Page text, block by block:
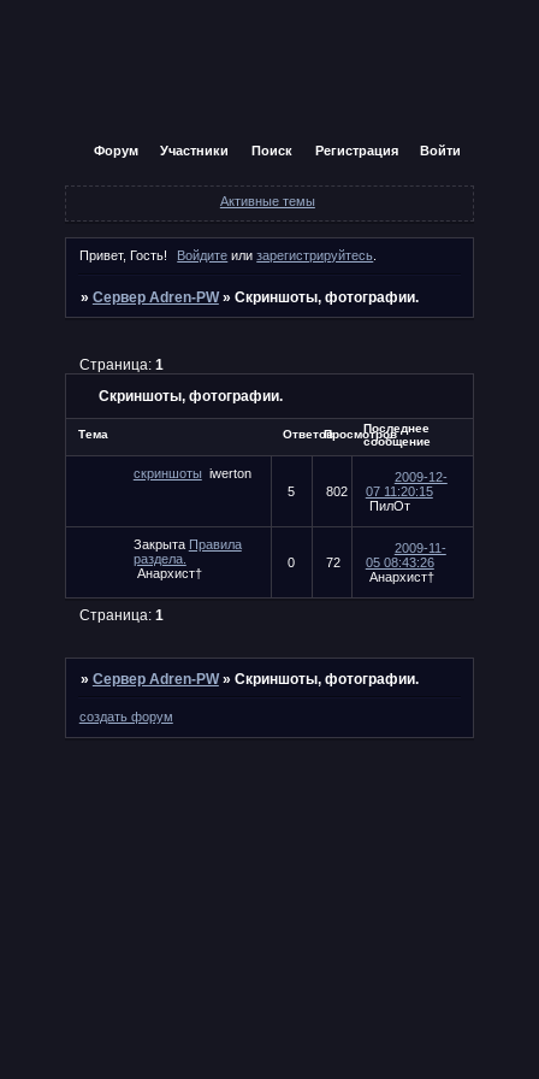
Форум Участники Поиск Регистрация Войти
Активные темы
Привет, Гость! Войдите илизарегистрируйтесь.
» Сервер Adren-PW » Скриншоты, фотографии.
Скриншоты, фотографии.
Страница: 1
Тема ОтветовПросмотровПоследнее
сообщение
скриншоты iwerton
5
802
2009-12-
07 11:20:15
ПилОт
Закрыта Правила
раздела.
Анархист†
0 72
2009-11-
05 08:43:26
Анархист†
Страница: 1
» Сервер Adren-PW » Скриншоты, фотографии.
создать форум